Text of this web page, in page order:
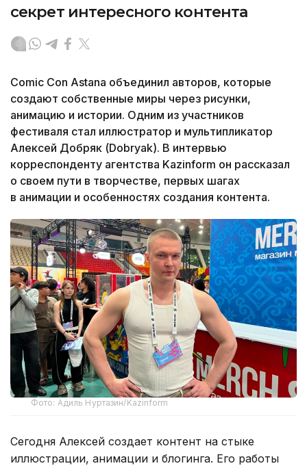
секрет интересного контента
Comic Con Astana объединил авторов, которые
создают собственные миры через рисунки,
анимацию и истории. Одним из участников
фестиваля стал иллюстратор и мультипликатор
Алексей Добряк (Dobryak). В интервью
корреспонденту агентства Kazinform он рассказал
о своем пути в творчестве, первых шагах
в анимации и особенностях создания контента.
Фото: Адиль Нуртазин/Kazinform
Сегодня Алексей создает контент на стыке
иллюстрации, анимации и блогинга. Его работы